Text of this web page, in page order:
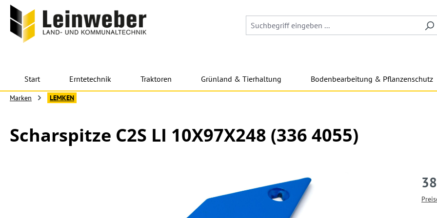
Hauptinhalt springen
Zur Suche springen
Zur Hauptnavigation springen
Start Erntetechnik Traktoren Grünland & Tierhaltung Bodenbearbeitung & Pflanzenschutz
Marken LEMKEN
Scharspitze C2S LI 10X97X248 (336 4055)